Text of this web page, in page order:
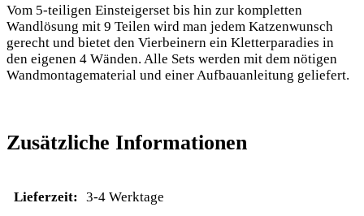
Vom 5-teiligen Einsteigerset bis hin zur kompletten
Wandlösung mit 9 Teilen wird man jedem Katzenwunsch
gerecht und bietet den Vierbeinern ein Kletterparadies in
den eigenen 4 Wänden. Alle Sets werden mit dem nötigen
Wandmontagematerial und einer Aufbauanleitung geliefert.
Zusätzliche Informationen
Lieferzeit: 3-4 Werktage